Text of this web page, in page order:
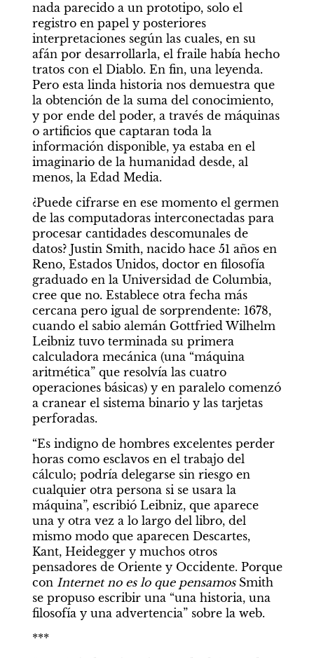
Por Carmen M. Cáceres
Aquí somos todos
violinistas
Experiencias
nada parecido a un prototipo, solo el
registro en papel y posteriores
interpretaciones según las cuales, en su
afán por desarrollarla, el fraile había hecho
tratos con el Diablo. En fin, una leyenda.
Pero esta linda historia nos demuestra que
la obtención de la suma del conocimiento,
y por ende del poder, a través de máquinas
o artificios que captaran toda la
información disponible, ya estaba en el
imaginario de la humanidad desde, al
menos, la Edad Media.
¿Puede cifrarse en ese momento el germen
de las computadoras interconectadas para
procesar cantidades descomunales de
datos? Justin Smith, nacido hace 51 años en
Reno, Estados Unidos, doctor en filosofía
graduado en la Universidad de Columbia,
cree que no. Establece otra fecha más
cercana pero igual de sorprendente: 1678,
cuando el sabio alemán Gottfried Wilhelm
Leibniz tuvo terminada su primera
calculadora mecánica (una “máquina
aritmética” que resolvía las cuatro
operaciones básicas) y en paralelo comenzó
a cranear el sistema binario y las tarjetas
perforadas.
“Es indigno de hombres excelentes perder
horas como esclavos en el trabajo del
cálculo; podría delegarse sin riesgo en
cualquier otra persona si se usara la
máquina”, escribió Leibniz, que aparece
una y otra vez a lo largo del libro, del
mismo modo que aparecen Descartes,
Kant, Heidegger y muchos otros
pensadores de Oriente y Occidente. Porque
con Internet no es lo que pensamos Smith
se propuso escribir una “una historia, una
filosofía y una advertencia” sobre la web.
***